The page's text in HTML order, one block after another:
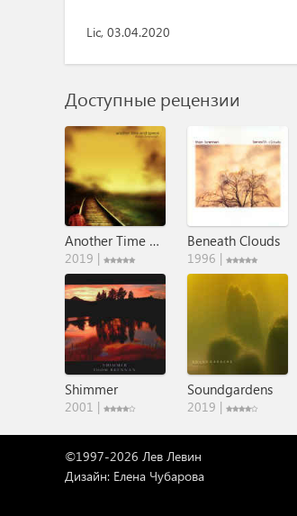
Lic, 03.04.2020
Доступные рецензии
Another Time And Space
2019 |
Beneath Clouds
1996 |
Shimmer
2001 |
Soundgardens
2019 |
©1997-2026 Лев Левин
Дизайн: Елена Чубарова